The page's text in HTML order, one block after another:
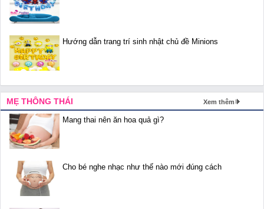
Hướng dẫn trang trí sinh nhật chủ đề Minions
MẸ THÔNG THÁI Xem thêm
Mang thai nên ăn hoa quả gì?
Cho bé nghe nhạc như thế nào mới đúng cách